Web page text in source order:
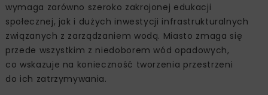
wymaga zarówno szeroko zakrojonej edukacji
społecznej, jak i dużych inwestycji infrastrukturalnych
związanych z zarządzaniem wodą. Miasto zmaga się
przede wszystkim z niedoborem wód opadowych,
co wskazuje na konieczność tworzenia przestrzeni
do ich zatrzymywania.